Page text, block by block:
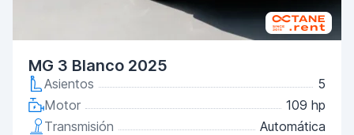
MG 3 Blanco 2025
Asientos
5
Motor
109 hp
Transmisión
Automática